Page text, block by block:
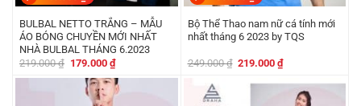
BULBAL NETTO TRẮNG – MẪU
ÁO BÓNG CHUYỀN MỚI NHẤT
NHÀ BULBAL THÁNG 6.2023
219.000₫ Giá
là:
219.000 ₫.
179.000 ₫Giá
hiện
tại
là:
Bộ Thể Thao nam nữ cá tính mới
nhất tháng 6 2023 by TQS
249.000₫ Giá
219.000₫Giá
tại
219.000 ₫.